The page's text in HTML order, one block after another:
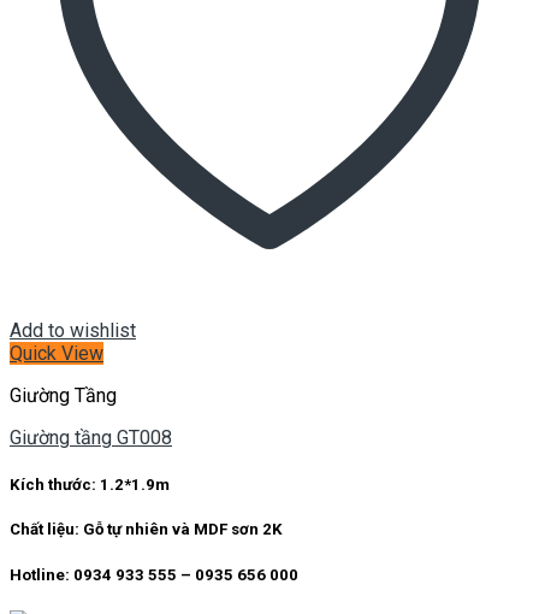
Giường tầng GT008
Kích thước: 1.2*1.9m
Gỗ tự nhiên và MDF sơn 2K
Hotline: 0934 933 555 – 0935 656 000